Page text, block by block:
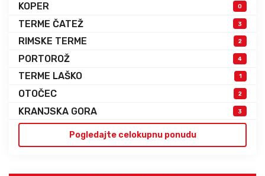
KOPER 0
TERME ČATEŽ 3
RIMSKE TERME 2
PORTOROŽ 4
TERME LAŠKO 1
OTOČEC 2
KRANJSKA GORA 3
Pogledajte celokupnu ponudu